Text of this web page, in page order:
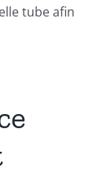
tube afin